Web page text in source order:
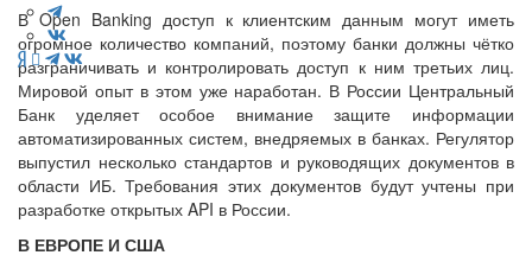
В Open Banking доступ к клиентским данным могут иметь
огромное количество компаний, поэтому банки должны чётко
разграничивать и контролировать доступ к ним третьих лиц.
Мировой опыт в этом уже наработан. В России Центральный
Банк уделяет особое внимание защите информации
автоматизированных систем, внедряемых в банках. Регулятор
выпустил несколько стандартов и руководящих документов в
области ИБ. Требования этих документов будут учтены при
разработке открытых API в России.
В ЕВРОПЕ И США